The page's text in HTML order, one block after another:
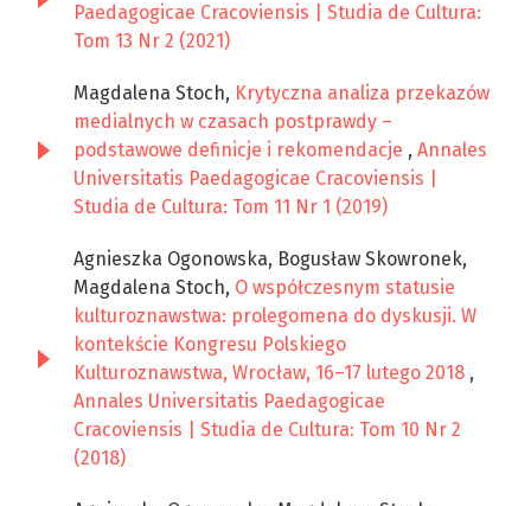
Paedagogicae Cracoviensis | Studia de Cultura:
Tom 13 Nr 2 (2021)
Magdalena Stoch, Krytyczna analiza przekazów
medialnych w czasach postprawdy –
podstawowe definicje i rekomendacje , Annales
Universitatis Paedagogicae Cracoviensis |
Studia de Cultura: Tom 11 Nr 1 (2019)
Agnieszka Ogonowska, Bogusław Skowronek,
Magdalena Stoch, O współczesnym statusie
kulturoznawstwa: prolegomena do dyskusji. W
kontekście Kongresu Polskiego
Kulturoznawstwa, Wrocław, 16–17 lutego 2018 ,
Annales Universitatis Paedagogicae
Cracoviensis | Studia de Cultura: Tom 10 Nr 2
(2018)